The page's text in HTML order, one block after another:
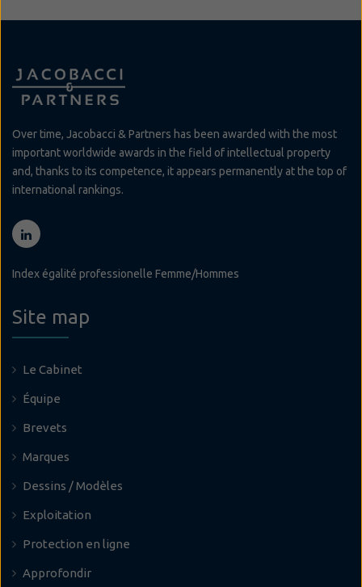
Over time, Jacobacci & Partners has been awarded with the most
important worldwide awards in the field of intellectual property
and, thanks to its competence, it appears permanently at the top of
international rankings.
Index égalité professionelle Femme/Hommes
Site map
Le Cabinet
Équipe
Brevets
Marques
Dessins / Modèles
Exploitation
Protection en ligne
Approfondir